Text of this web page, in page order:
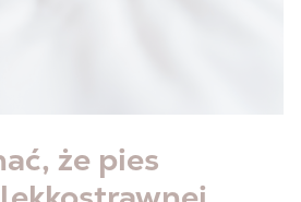
że pies